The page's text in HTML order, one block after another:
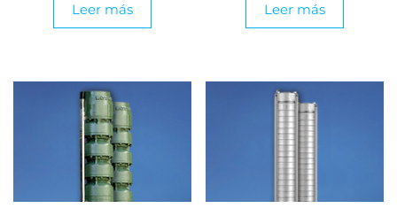
Leer más Leer más